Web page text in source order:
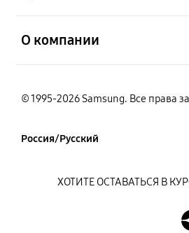
О компании
© 1995-2026 Samsung. Все права
Россия/Русский
ХОТИТЕ ОСТАВАТЬСЯ В